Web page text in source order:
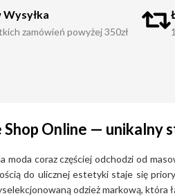
co gwarantuje jego unikalność
jakie okazje – styl Miss Sixty
się zarówno w
fasony łączące włoski szyk z
zamówień powyżej 350zł
Online — unikalny
moda coraz częściej odchodzi od
do ulicznej estetyki staje się
odzież markową, która